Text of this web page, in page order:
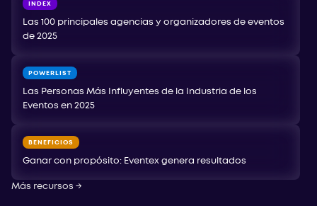
INDEX
Las 100 principales agencias y organizadores de eventos
de 2025
POWERLIST
Las Personas Más Influyentes de la Industria de los
Eventos en 2025
BENEFICIOS
Ganar con propósito: Eventex genera resultados
Más recursos →